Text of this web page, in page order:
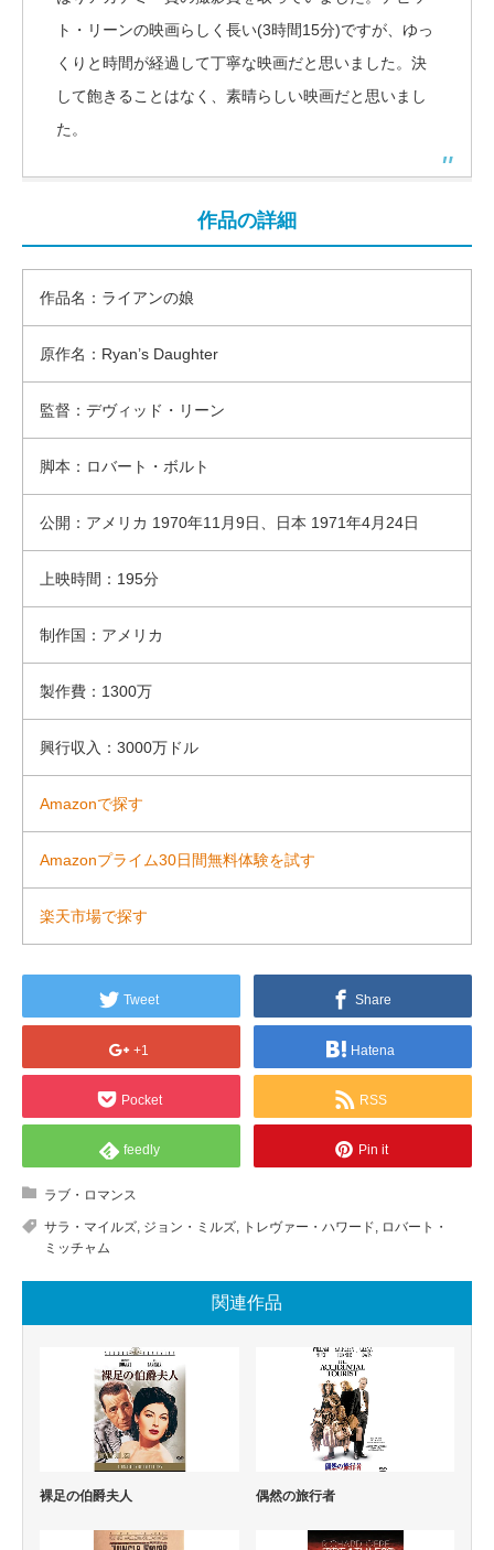
ト・リーンの映画らしく長い(3時間15分)ですが、ゆっ
くりと時間が経過して丁寧な映画だと思いました。決
して飽きることはなく、素晴らしい映画だと思いまし
た。
作品の詳細
作品名：ライアンの娘
原作名：Ryan’s Daughter
監督：デヴィッド・リーン
脚本：ロバート・ボルト
公開：アメリカ 1970年11月9日、日本 1971年4月24日
上映時間：195分
制作国：アメリカ
製作費：1300万
興行収入：3000万ドル
Amazonで探す
Amazonプライム30日間無料体験を試す
楽天市場で探す
Tweet Share
+1 Hatena
Pocket RSS
feedly Pin it
ラブ・ロマンス
サラ・マイルズ ジョン・ミルズ トレヴァー・ハワード
ロバート・
ミッチャム
関連作品
裸足の伯爵夫人 偶然の旅行者